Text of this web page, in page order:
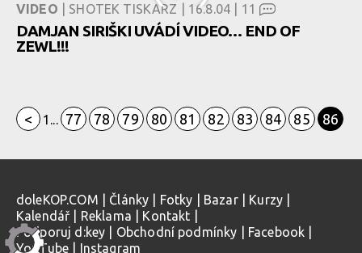
VIDEO | SHOTEK TISKARZ | 16.8.04 | 11
DAMJAN SIRIŠKI UVÁDÍ VIDEO… END OF
ZEWL!!!
< 1 ... 77 78 79 80 81 82 83 84 85 86
doleKOP.COM Články Fotky Bazar| Kurzy
Kalendář
Reklama Kontakt
Podporuj d:key
Obchodní podmínky Facebook
YouTube
Instagram